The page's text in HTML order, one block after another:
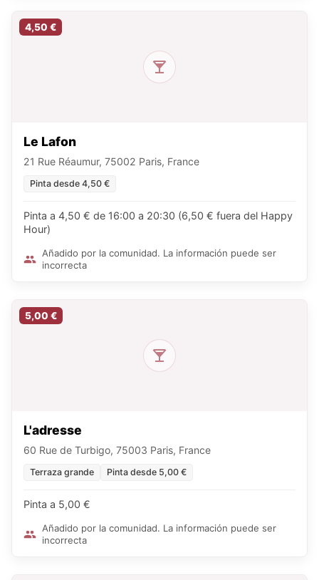
4,50 €
Le Lafon
21 Rue Réaumur, 75002 Paris, France
Pinta desde 4,50 €
Pinta a 4,50 € de 16:00 a 20:30 (6,50 € fuera del Happy
Hour)
Añadido por la comunidad. La información puede ser
incorrecta
5,00 €
L'adresse
60 Rue de Turbigo, 75003 Paris, France
Terraza grande Pinta desde 5,00 €
Pinta a 5,00 €
Añadido por la comunidad. La información puede ser
incorrecta